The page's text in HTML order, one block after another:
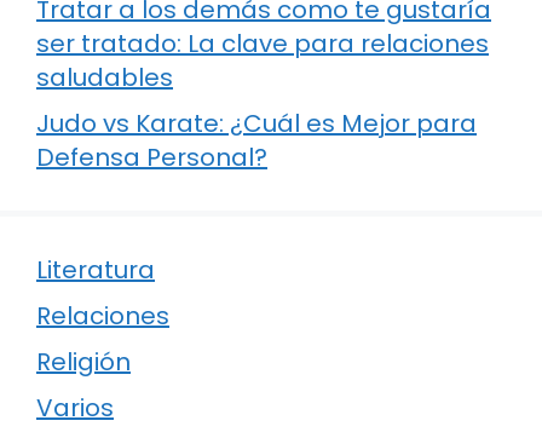
Tratar a los demás como te gustaría
ser tratado: La clave para relaciones
saludables
Judo vs Karate: ¿Cuál es Mejor para
Defensa Personal?
Literatura
Relaciones
Religión
Varios